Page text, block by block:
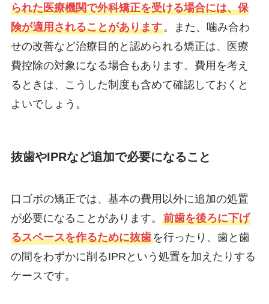
られた医療機関で外科矯正を受ける場合には、保
険が適用されることがあります。また、噛み合わ
せの改善など治療目的と認められる矯正は、医療
費控除の対象になる場合もあります。費用を考え
るときは、こうした制度も含めて確認しておくと
よいでしょう。
抜歯やIPRなど追加で必要になること
口ゴボの矯正では、基本の費用以外に追加の処置
が必要になることがあります。 前歯を後ろに下げ
るスペースを作るために抜歯を行ったり、歯と歯
の間をわずかに削るIPRという処置を加えたりする
ケースです。